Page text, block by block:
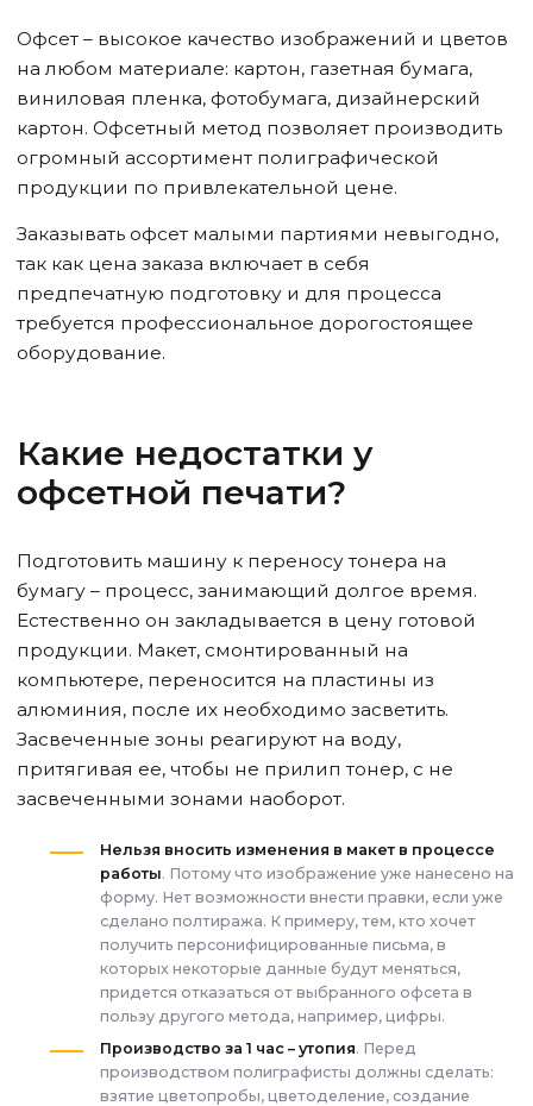
Офсет – высокое качество изображений и цветов
на любом материале: картон, газетная бумага,
виниловая пленка, фотобумага, дизайнерский
картон. Офсетный метод позволяет производить
огромный ассортимент полиграфической
продукции по привлекательной цене.
Заказывать офсет малыми партиями невыгодно,
так как цена заказа включает в себя
предпечатную подготовку и для процесса
требуется профессиональное дорогостоящее
оборудование.
Какие недостатки у
офсетной печати?
Подготовить машину к переносу тонера на
бумагу – процесс, занимающий долгое время.
Естественно он закладывается в цену готовой
продукции. Макет, смонтированный на
компьютере, переносится на пластины из
алюминия, после их необходимо засветить.
Засвеченные зоны реагируют на воду,
притягивая ее, чтобы не прилип тонер, с не
засвеченными зонами наоборот.
Нельзя вносить изменения в макет в процессе
работы. Потому что изображение уже нанесено на
форму. Нет возможности внести правки, если уже
сделано полтиража. К примеру, тем, кто хочет
получить персонифицированные письма, в
которых некоторые данные будут меняться,
придется отказаться от выбранного офсета в
пользу другого метода, например, цифры.
Производство за 1 час – утопия. Перед
производством полиграфисты должны сделать:
взятие цветопробы, цветоделение, создание